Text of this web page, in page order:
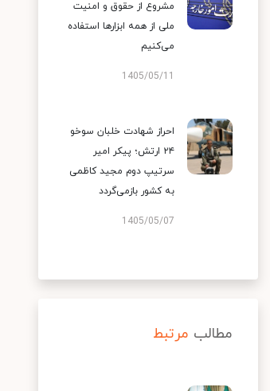
مشروع از حقوق و امنیت
ملی از همه ابزارها استفاده
می‌کنیم
1405/05/11
احراز شهادت خلبان سوخو
۲۴ ارتش؛ پیکر امیر
سرتیپ دوم مجید کاظمی
به کشور بازمی‌گردد
1405/05/07
مطالب مرتبط